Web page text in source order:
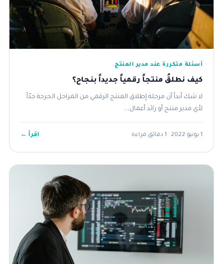
أسئلة متكررة عند مدير المنتج
كيف نطلقُ منتجاً رقمياً جديداً بنجاح؟
لا شك أبداً أن مرحلة إطلاق المنتج الرقمي من المراحل الحرجة جدّاً
لأي مدير منتج أو رائد أعمال,...
1 يونيو 2022 · 1 دقائق قراءة اقرأ ←